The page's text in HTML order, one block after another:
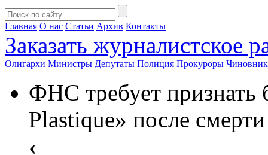
Главная О нас Статьи Архив Контакты
Заказать журналистское
Олигархи Министры Депутаты Полиция Прокуроры
ФНС требует признать
Plastique» после
‹